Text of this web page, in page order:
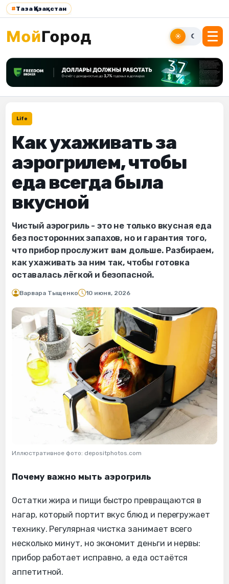
#Таза Қазақстан
☀ ☾
Life
Как ухаживать за
аэрогрилем, чтобы
еда всегда была
вкусной
Чистый аэрогриль - это не только вкусная еда
без посторонних запахов, но и гарантия того,
что прибор прослужит вам дольше. Разбираем,
как ухаживать за ним так, чтобы готовка
оставалась лёгкой и безопасной.
Варвара Тыщенко 10 июня, 2026
Иллюстративное фото: depositphotos.com
Почему важно мыть аэрогриль
Остатки жира и пищи быстро превращаются в
нагар, который портит вкус блюд и перегружает
технику. Регулярная чистка занимает всего
несколько минут, но экономит деньги и нервы:
прибор работает исправно, а еда остаётся
аппетитной.